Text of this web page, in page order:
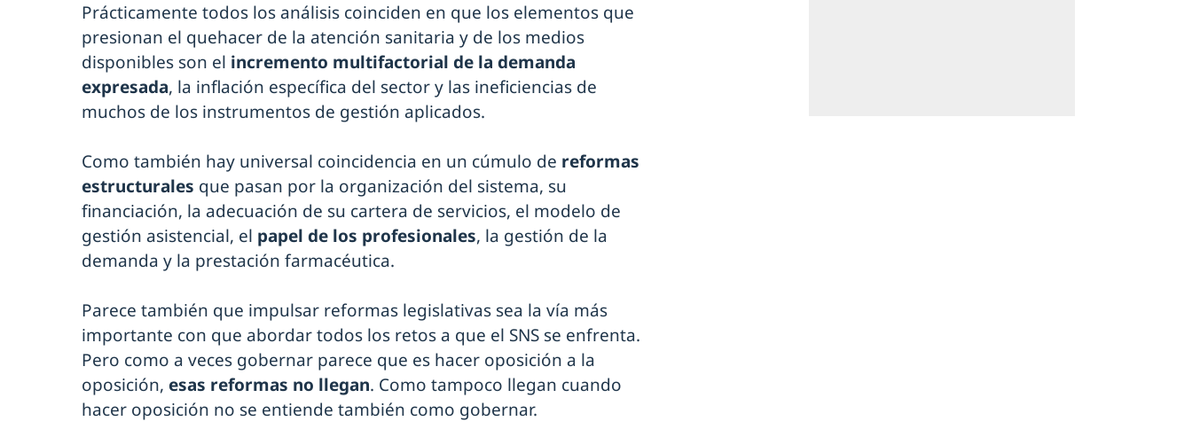
Prácticamente todos los análisis coinciden en que los elementos que
presionan el quehacer de la atención sanitaria y de los medios
disponibles son el incremento multifactorial de la demanda
expresada, la inflación específica del sector y las ineficiencias de
muchos de los instrumentos de gestión aplicados.
Como también hay universal coincidencia en un cúmulo de reformas
estructurales que pasan por la organización del sistema, su
financiación, la adecuación de su cartera de servicios, el modelo de
gestión asistencial, el papel de los profesionales, la gestión de la
demanda y la prestación farmacéutica.
Parece también que impulsar reformas legislativas sea la vía más
importante con que abordar todos los retos a que el SNS se enfrenta.
Pero como a veces gobernar parece que es hacer oposición a la
oposición, esas reformas no llegan. Como tampoco llegan cuando
hacer oposición no se entiende también como gobernar.